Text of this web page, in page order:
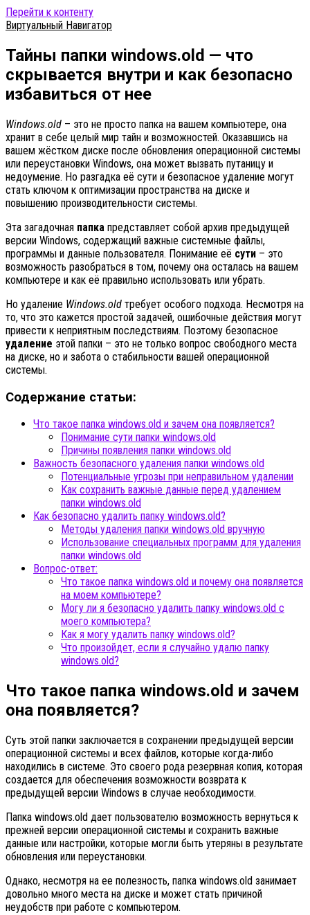
Перейти к контенту
Виртуальный Навигатор
Тайны папки windows.old — что
скрывается внутри и как безопасно
избавиться от нее
Windows.old – это не просто папка на вашем компьютере, она
хранит в себе целый мир тайн и возможностей. Оказавшись на
вашем жёстком диске после обновления операционной системы
или переустановки Windows, она может вызвать путаницу и
недоумение. Но разгадка её сути и безопасное удаление могут
стать ключом к оптимизации пространства на диске и
повышению производительности системы.
Эта загадочная папка представляет собой архив предыдущей
версии Windows, содержащий важные системные файлы,
программы и данные пользователя. Понимание её сути – это
возможность разобраться в том, почему она осталась на вашем
компьютере и как её правильно использовать или убрать.
Но удаление Windows.old требует особого подхода. Несмотря на
то, что это кажется простой задачей, ошибочные действия могут
привести к неприятным последствиям. Поэтому безопасное
удаление этой папки – это не только вопрос свободного места
на диске, но и забота о стабильности вашей операционной
системы.
Содержание статьи:
Что такое папка windows.old и зачем она появляется?
Понимание сути папки windows.old
Причины появления папки windows.old
Важность безопасного удаления папки windows.old
Потенциальные угрозы при неправильном удалении
Как сохранить важные данные перед удалением
папки windows.old
Как безопасно удалить папку windows.old?
Методы удаления папки windows.old вручную
Использование специальных программ для удаления
папки windows.old
Вопрос-ответ:
Что такое папка windows.old и почему она появляется
на моем компьютере?
Могу ли я безопасно удалить папку windows.old с
моего компьютера?
Как я могу удалить папку windows.old?
Что произойдет, если я случайно удалю папку
windows.old?
Что такое папка windows.old и зачем
она появляется?
Суть этой папки заключается в сохранении предыдущей версии
операционной системы и всех файлов, которые когда-либо
находились в системе. Это своего рода резервная копия, которая
создается для обеспечения возможности возврата к
предыдущей версии Windows в случае необходимости.
Папка windows.old дает пользователю возможность вернуться к
прежней версии операционной системы и сохранить важные
данные или настройки, которые могли быть утеряны в результате
обновления или переустановки.
Однако, несмотря на ее полезность, папка windows.old занимает
довольно много места на диске и может стать причиной
неудобств при работе с компьютером.